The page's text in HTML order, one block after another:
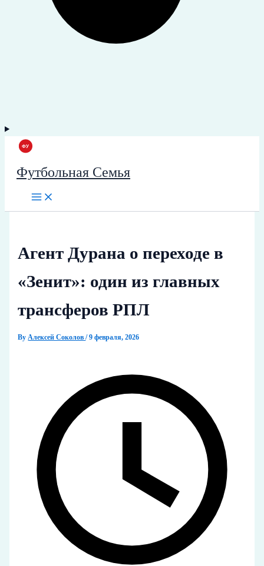
Футбольная Семья
Агент Дурана о переходе в
«Зенит»: один из главных
трансферов РПЛ
ByАлексей Соколов/9 февраля, 2026